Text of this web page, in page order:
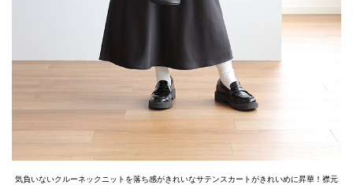
気負いないクルーネックニットを落ち感がきれいなサテンスカートがきれいめに昇華！襟元